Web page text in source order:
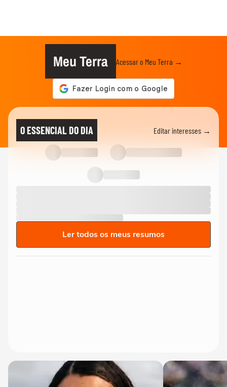
Meu Terra Acessar o Meu Terra →
O ESSENCIAL DO DIA Editar interesses →
Ler todos os meus resumos